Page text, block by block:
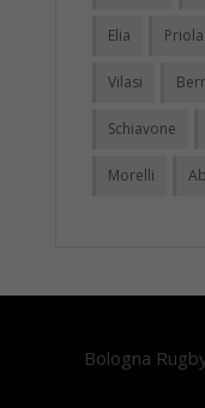
Elia Priola
Vilasi
Schiavone
Morelli
Bologna